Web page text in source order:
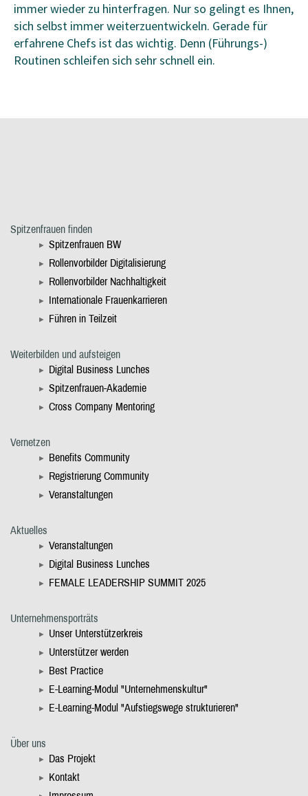
immer wieder zu hinterfragen. Nur so gelingt es Ihnen,
sich selbst immer weiterzuentwickeln. Gerade für
erfahrene Chefs ist das wichtig. Denn (Führungs-)
Routinen schleifen sich sehr schnell ein.
Spitzenfrauen finden
Spitzenfrauen BW
Rollenvorbilder Digitalisierung
Rollenvorbilder Nachhaltigkeit
Internationale Frauenkarrieren
Führen in Teilzeit
Weiterbilden und aufsteigen
Digital Business Lunches
Spitzenfrauen-Akademie
Cross Company Mentoring
Vernetzen
Benefits Community
Registrierung Community
Veranstaltungen
Aktuelles
Veranstaltungen
Digital Business Lunches
FEMALE LEADERSHIP SUMMIT 2025
Unternehmensporträts
Unser Unterstützerkreis
Unterstützer werden
Best Practice
E-Learning-Modul "Unternehmenskultur"
E-Learning-Modul "Aufstiegswege strukturieren"
Über uns
Das Projekt
Kontakt